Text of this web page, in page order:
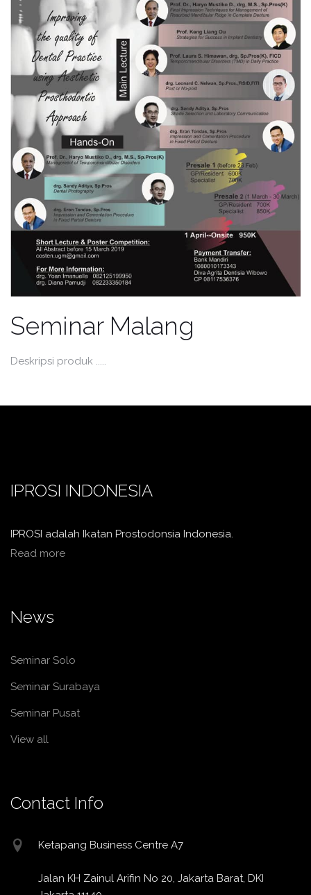
Seminar Malang
Deskripsi produk .....
IPROSI INDONESIA
IPROSI adalah Ikatan Prostodonsia Indonesia.
Read more
News
Seminar Solo
Seminar Surabaya
Seminar Pusat
View all
Contact Info
Ketapang Business Centre A7
Jalan KH Zainul Arifin No 20, Jakarta Barat, DKI